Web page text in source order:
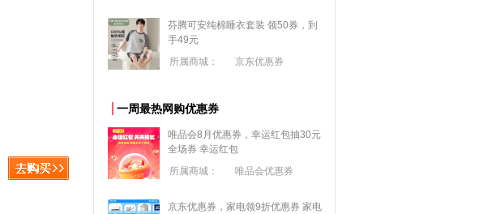
芬腾可安纯棉睡衣套装 领50券，到
手49元
所属商城：
京东优惠券
一周最热网购优惠券
唯品会8月优惠券，幸运红包抽30元
全场券 幸运红包
所属商城：
唯品会优惠券
京东优惠券，家电领9折优惠券 家电